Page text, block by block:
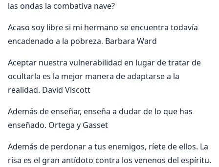
las ondas la combativa nave?
Acaso soy libre si mi hermano se encuentra todavía
encadenado a la pobreza. Barbara Ward
Aceptar nuestra vulnerabilidad en lugar de tratar de
ocultarla es la mejor manera de adaptarse a la
realidad. David Viscott
Además de enseñar, enseña a dudar de lo que has
enseñado. Ortega y Gasset
Además de perdonar a tus enemigos, ríete de ellos. La
risa es el gran antídoto contra los venenos del espíritu.